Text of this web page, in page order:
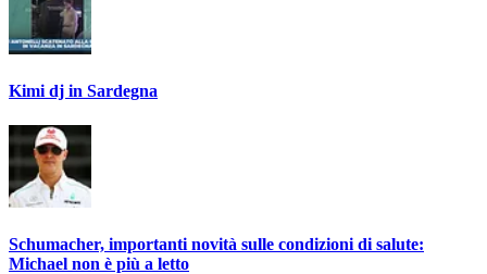
Kimi dj in Sardegna
Schumacher, importanti novità sulle condizioni di salute:
Michael non è più a letto